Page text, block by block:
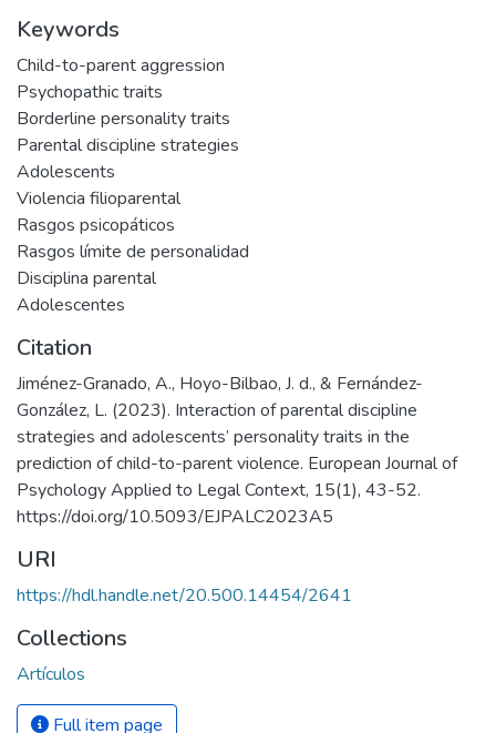
Keywords
Child-to-parent aggression
Psychopathic traits
Borderline personality traits
Parental discipline strategies
Adolescents
Violencia filioparental
Rasgos psicopáticos
Rasgos límite de personalidad
Disciplina parental
Adolescentes
Citation
Jiménez-Granado, A., Hoyo-Bilbao, J. d., & Fernández-
González, L. (2023). Interaction of parental discipline
strategies and adolescents’ personality traits in the
prediction of child-to-parent violence. European Journal of
Psychology Applied to Legal Context, 15(1), 43-52.
https://doi.org/10.5093/EJPALC2023A5
URI
https://hdl.handle.net/20.500.14454/2641
Collections
Artículos
Full item page